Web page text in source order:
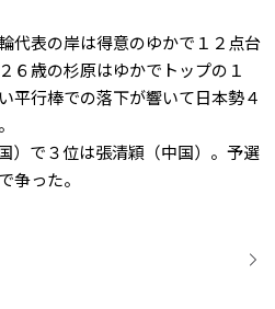
代表の岸は得意のゆかで１２点台
６歳の杉原はゆかでトップの１
平行棒での落下が響いて日本勢４
）で３位は張清穎（中国）。予選
争った。